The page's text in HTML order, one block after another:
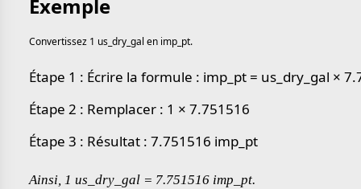
Exemple
Convertissez 1 us_dry_gal en imp_pt.
Étape 1 : Écrire la formule : imp_pt = us_dry_gal ×
Étape 2 : Remplacer : 1 × 7.751516
Étape 3 : Résultat : 7.751516 imp_pt
Ainsi, 1 us_dry_gal = 7.751516 imp_pt.